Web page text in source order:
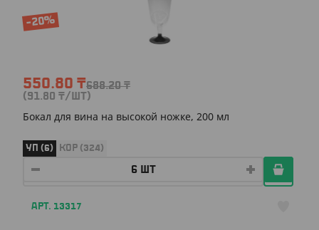
-20%
550.80 ₸688.20₸
(91.80 ₸/ШТ)
Бокал для вина на высокой ножке, 200 мл
УП (6) КОР (324)
АРТ. 13317